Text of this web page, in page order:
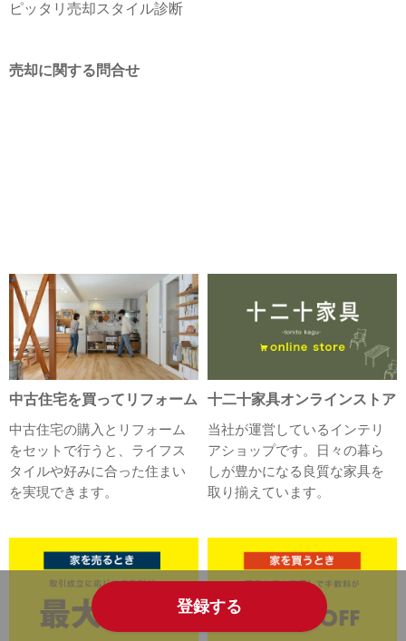
登録する
ピッタリ売却スタイル診断
売却に関する問合せ
中古住宅を買ってリフォーム
中古住宅の購入とリフォーム
をセットで行うと、ライフス
タイルや好みに合った住まい
を実現できます。
十二十家具オンラインストア
当社が運営しているインテリ
アショップです。日々の暮ら
しが豊かになる良質な家具を
取り揃えています。